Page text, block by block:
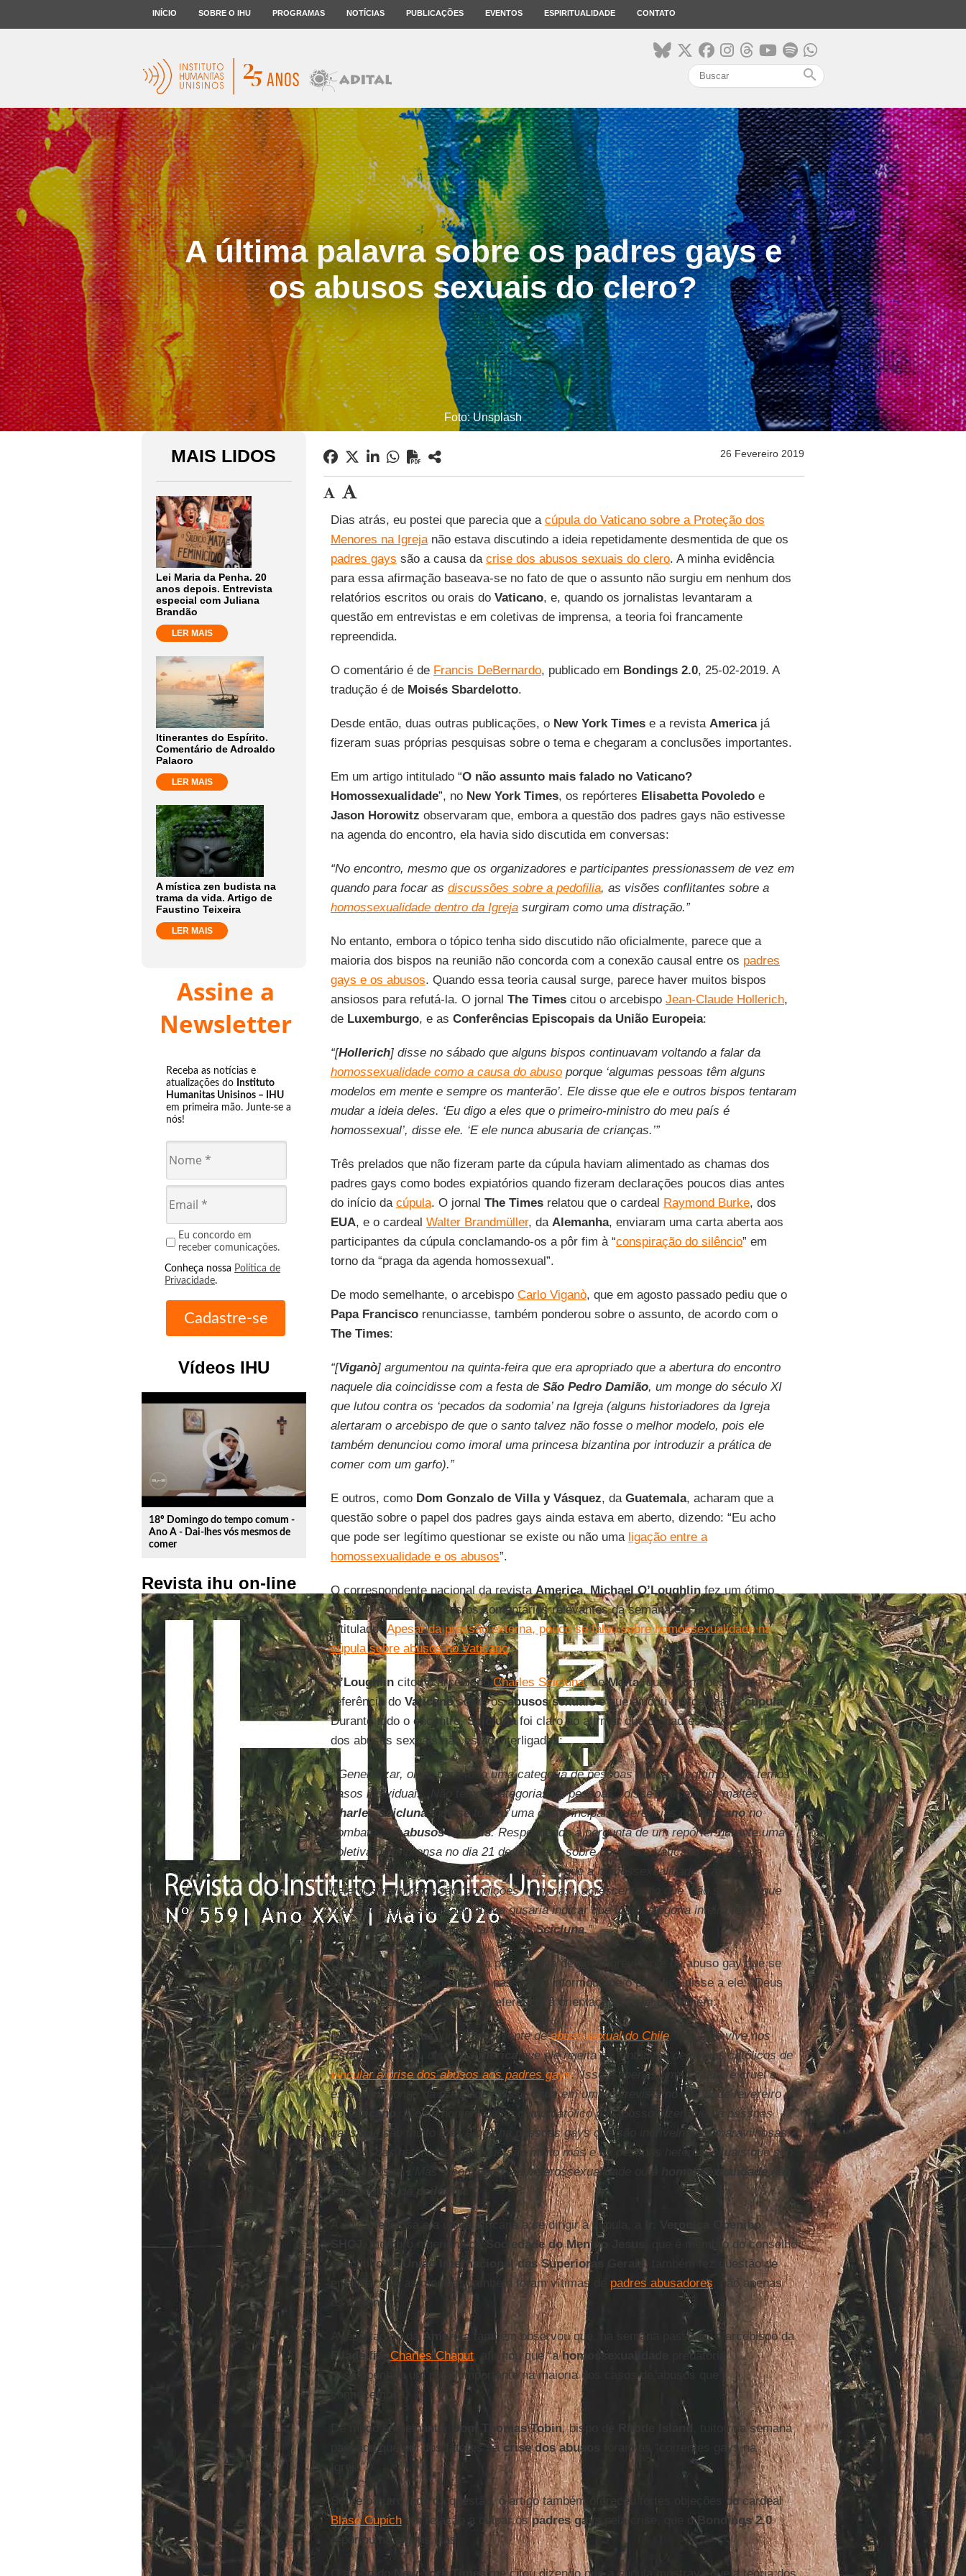
INÍCIO SOBRE O IHU PROGRAMAS NOTÍCIAS PUBLICAÇÕES EVENTOS ESPIRITUALIDADE CONTATO
search
A última palavra sobre os padres gays e
os abusos sexuais do clero?
Foto: Unsplash
MAIS LIDOS
Lei Maria da Penha. 20
anos depois. Entrevista
especial com Juliana
Brandão
LER MAIS
Itinerantes do Espírito.
Comentário de Adroaldo
Palaoro
LER MAIS
A mística zen budista na
trama da vida. Artigo de
Faustino Teixeira
LER MAIS
Assine a
Newsletter
Receba as notícias e
atualizações do Instituto
Humanitas Unisinos – IHU
em primeira mão. Junte-se a
nós!
Eu concordo em
receber comunicações.
Conheça nossa Política de
Privacidade.
Vídeos IHU
play_circle_outline
18º Domingo do tempo comum -
Ano A - Dai-lhes vós mesmos de
comer
Revista ihu on-line
26 Fevereiro 2019
Dias atrás, eu postei que parecia que a cúpula do Vaticano sobre a Proteção dos
Menores na Igrejanão estava discutindo a ideia repetidamente desmentida de que os
padres gays são a causa da crise dos abusos sexuais do clero. A minha evidência
para essa afirmação baseava-se no fato de que o assunto não surgiu em nenhum dos
relatórios escritos ou orais do Vaticano, e, quando os jornalistas levantaram a
questão em entrevistas e em coletivas de imprensa, a teoria foi francamente
repreendida.
O comentário é de Francis DeBernardo, publicado em Bondings 2.0, 25-02-2019. A
tradução é de Moisés Sbardelotto.
Desde então, duas outras publicações, o New York Timese a revista Americajá
fizeram suas próprias pesquisas sobre o tema e chegaram a conclusões importantes.
Em um artigo intitulado “O não assunto mais falado no Vaticano?
Homossexualidade”, no New York Times, os repórteres Elisabetta Povoledoe
Jason Horowitz observaram que, embora a questão dos padres gays não estivesse
na agenda do encontro, ela havia sido discutida em conversas:
“No encontro, mesmo que os organizadores e participantes pressionassem de vez em
quando para focar as discussões sobre a pedofilia, as visões conflitantes sobre a
homossexualidade dentro da Igrejasurgiram como uma distração.”
No entanto, embora o tópico tenha sido discutido não oficialmente, parece que a
maioria dos bispos na reunião não concorda com a conexão causal entre os padres
gays e os abusos. Quando essa teoria causal surge, parece haver muitos bispos
ansiosos para refutá-la. O jornal The Timescitou o arcebispo Jean-Claude Hollerich,
de Luxemburgo, e as Conferências Episcopais da União Europeia:
“[Hollerich] disse no sábado que alguns bispos continuavam voltando a falar da
homossexualidade como a causa do abusoporque ‘algumas pessoas têm alguns
modelos em mente e sempre os manterão’. Ele disse que ele e outros bispos tentaram
mudar a ideia deles. ‘Eu digo a eles que o primeiro-ministro do meu país é
homossexual’, disse ele. ‘E ele nunca abusaria de crianças.’”
Três prelados que não fizeram parte da cúpula haviam alimentado as chamas dos
padres gays como bodes expiatórios quando fizeram declarações poucos dias antes
do início da cúpula. O jornal The Timesrelatou que o cardeal Raymond Burke, dos
EUA, e o cardeal Walter Brandmüller, da Alemanha, enviaram uma carta aberta aos
participantes da cúpula conclamando-os a pôr fim à “conspiração do silêncio” em
torno da “praga da agenda homossexual”.
De modo semelhante, o arcebispo Carlo Viganò, que em agosto passado pediu que o
Papa Franciscorenunciasse, também ponderou sobre o assunto, de acordo com o
The Times:
“[Viganò] argumentou na quinta-feira que era apropriado que a abertura do encontro
naquele dia coincidisse com a festa de São Pedro Damião, um monge do século XI
que lutou contra os ‘pecados da sodomia’ na Igreja (alguns historiadores da Igreja
alertaram o arcebispo de que o santo talvez não fosse o melhor modelo, pois ele
também denunciou como imoral uma princesa bizantina por introduzir a prática de
comer com um garfo).”
E outros, como Dom Gonzalo de Villa y Vásquez, da Guatemala, acharam que a
questão sobre o papel dos padres gays ainda estava em aberto, dizendo: “Eu acho
que pode ser legítimo questionar se existe ou não uma ligação entre a
homossexualidade e os abusos”.
O correspondente nacional da revistaAmerica,Michael O’Loughlinfez um ótimo
trabalho coletando todos os comentários relevantes da semana em um artigo
intitulado "Apesar da pressão externa, pouco se falou sobre homossexualidade na
cúpula sobre abusos no Vaticano".
O’Loughlincitou o arcebispoCharles Scicluna, deMalta, que é uma pessoa de
referência do Vaticanosobre osabusos sexuaise que ajudou a organizar acúpula.
Durante todo o encontro,Sciclunafoi claro ao afirmar que os padres gays e a crise
dos abusos sexuais não estão interligados:
“‘Generalizar, olhar para toda uma categoria de pessoas nunca é legítimo. Nós temos
casos individuais. Não temos categorias de pessoas’, disse o arcebispo maltês
Charles Scicluna, que se tornou uma das principais referências doVaticanono
combate aosabusos sexuais. Respondendo à pergunta de um repórter durante uma
coletiva de imprensa no dia 21 de fevereiro sobre por que o Vaticano não estava
discutindo ahomossexualidade
, ele disse que a homossexualidade e a
heterossexualidade são ‘condições humanas’, acrescentando que ‘não são algo que
predispõe ao pecado’. ‘Eu nunca ousaria indicar que uma categoria inteira tem
tendência a pecar’, disse o arcebispoScicluna.”
O’Loughlintambém relatou a perspectiva de um sobrevivente de abuso gay que se
encontrou com o papa no ano passado e informou que o pontífice disse a ele: “Deus
fez você dessa maneira”, em referência à orientação sexual do homem:
“Juan Carlos Cruz, um sobrevivente deabuso sexual do Chile, que hoje vive nos
Estados Unidos , disse àAmericaque ele rejeita as tentativas de alguns católicos de
vincular a crise dos abusos aos padres gays. ‘Isso é apenas uma falácia, é cruel e
está muito longe da realidade’, disseCruzem uma entrevista no dia 22 de fevereiro
noVaticano
. ‘Como homem gay e como católico gay, posso dizer que há pessoas
gays que são muito más e que há pessoas gays que são incrivelmente maravilhosas.
Há pessoas heterossexuais que são muito más e há pessoas heterossexuais que são
maravilhosas.’ ‘Mas – continuou – a heterossexualidade ou a
homossexualidadenão
são a causa da
pedofilia .’”
A única religiosa e a única africana a se dirigir à cúpula, a Ir. Veronica Openibo,
, membro nigeriana daSociedade do Menino Jesus
, que é membro do conselho
executivo daUnião Internacional das Superioras Gerais, também fez questão de
enfatizar que as meninas também foram vítimas de padres abusadores , não apenas
os meninos.
A reportagem daAmerica
também observou que, na semana passada, o arcebispo da
Filadélfia
Charles Chaput, afirmou que “ahomossexualidade
predatória
desempenhou um papel importante na maioria dos casos de abusos que
conhecemos”.
De modo semelhante, Dom Thomas Tobin, bispo de Rhode Island
, tuitou na semana
passada que um dos fatores nacrise dos abusos
foram as “correntes gays na
Igreja”.
Sobre o outro lado da questão, o artigo também ofereceu fortes objeções do cardeal
Blase Cupichem relação a culpar ospadres gays pela crise, que oBondings 2.0
reportou há alguns dias.